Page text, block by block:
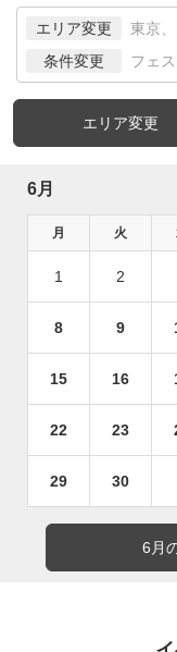
エリア変更 東京
条件変更 フェ
エリア変更
6月
月 火
1 2
8 9
15 16
22 23
29 30
6月